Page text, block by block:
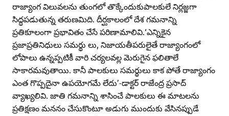
రాజ్యాంగ విలువలను తుంగలో తొక్కేందుకుపాలకులే నిర్లజ్జగా
సిద్ధపడుతున్న తరుణమిది. దీర్ఘకాలంలో దేశ గమనాన్ని
ప్రతికూలంగా ప్రభావితం చేసే పరిణామాలివి.‘ఎన్నికైన
ప్రజాప్రతినిధులు సమర్థు లు, నిజాయతీపరులైతే రాజ్యాంగంలో
లోపాలు ఉన్నప్పటికీ వారి చర్యలవల్ల మెరుగైన ఫలితాలే
సాకారమవుతాయి. కానీ పాలకులు సమర్థులు కాక పోతే రాజ్యాంగం
ఎంత గొప్పదైనా ఉపయోగమే లేదు’-డాక్టర్‌ రాజేంద్ర ప్రసాద్‌
వ్యాఖ్యలివి. జాతి గమనాన్ని శాసించే పాలకులు ఈ మాటలను
ప్రతిక్షణం మననం చేసుకొంటూ అడుగు ముందుకు వేసినప్పుడే